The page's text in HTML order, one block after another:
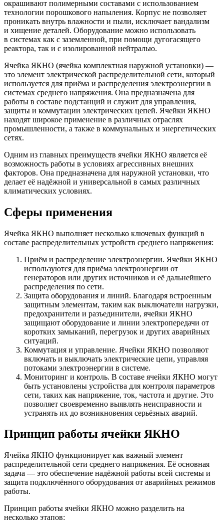
окрашивают полимерными составами с использованием
технологии порошкового напыления. Корпус не позволяет
проникать внутрь влажности и пыли, исключает вандализм
и хищение деталей. Оборудование можно использовать
в системах как с заземленной, при помощи дугогасящего
реактора, так и с изолированной нейтралью.
Ячейка ЯКНО (ячейка комплектная наружной установки) —
это элемент электрической распределительной сети, который
используется для приёма и распределения электроэнергии в
системах среднего напряжения. Она предназначена для
работы в составе подстанций и служит для управления,
защиты и коммутации электрических цепей. Ячейки ЯКНО
находят широкое применение в различных отраслях
промышленности, а также в коммунальных и энергетических
сетях.
Одним из главных преимуществ ячейки ЯКНО является её
возможность работы в условиях агрессивных внешних
факторов. Она предназначена для наружной установки, что
делает её надёжной и универсальной в самых различных
климатических условиях.
Сферы применения
Ячейка ЯКНО выполняет несколько ключевых функций в
составе распределительных устройств среднего напряжения:
Приём и распределение электроэнергии. Ячейки ЯКНО
используются для приёма электроэнергии от
генераторов или других источников и её дальнейшего
распределения по сети.
Защита оборудования и линий. Благодаря встроенным
защитным элементам, таким как выключатели нагрузки,
предохранители и разъединители, ячейки ЯКНО
защищают оборудование и линии электропередачи от
коротких замыканий, перегрузок и других аварийных
ситуаций.
Коммутация и управление. Ячейки ЯКНО позволяют
включать и выключать электрические цепи, управляя
потоками электроэнергии в системе.
Мониторинг и контроль. В составе ячейки ЯКНО могут
быть установлены устройства для контроля параметров
сети, таких как напряжение, ток, частота и другие. Это
позволяет своевременно выявлять неисправности и
устранять их до возникновения серьёзных аварий.
Принцип работы ячейки ЯКНО
Ячейка ЯКНО функционирует как важный элемент
распределительной сети среднего напряжения. Её основная
задача — это обеспечение надёжной работы всей системы и
защита подключённого оборудования от аварийных режимов
работы.
Принцип работы ячейки ЯКНО можно разделить на
несколько этапов: